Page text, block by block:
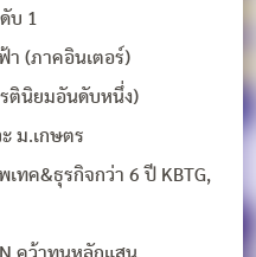
บ 1
(ภาคอินเตอร์)
รตินิยมอันดับหนึ่ง)
ม.เกษตร
ทค&ธุรกิจกว่า 6 ปี KBTG,